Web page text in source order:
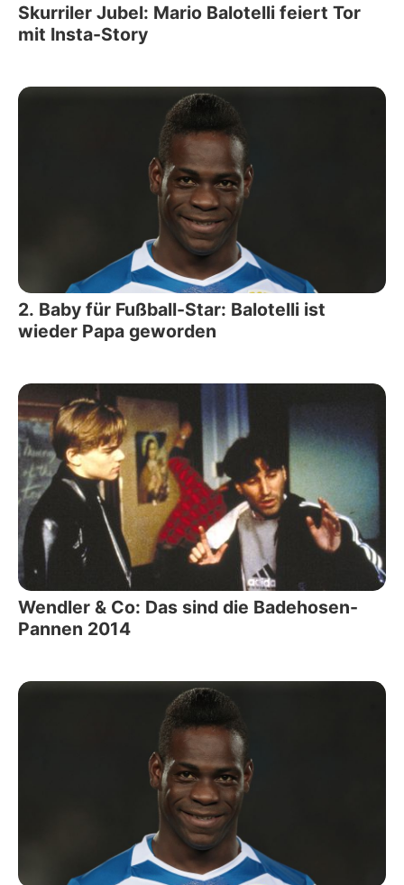
Skurriler Jubel: Mario Balotelli feiert Tor
mit Insta-Story
2. Baby für Fußball-Star: Balotelli ist
wieder Papa geworden
Wendler & Co: Das sind die Badehosen-
Pannen 2014